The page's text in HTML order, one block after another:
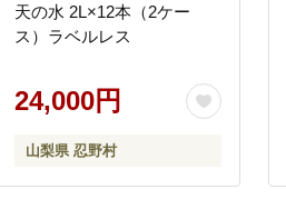
天の水 2L×12本（2ケー
ス）ラベルレス
24,000円
山梨県 忍野村